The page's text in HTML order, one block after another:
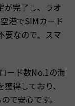
が完了し、ラオ
港でSIMカード
要なので、スマ
ード数No.1の海
得しており、
で安心です。